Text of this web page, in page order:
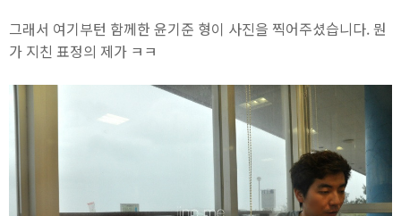
그래서 여기부턴 함께한 윤기준 형이 사진을 찍어주셨습니다. 뭔
가 지친 표정의 제가 ㅋㅋ